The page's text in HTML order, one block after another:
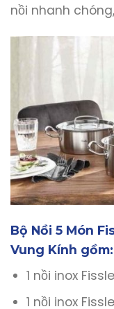
nồi nhanh
Bộ Nồi 5 Món
Vung Kính gồm:
1 nồi inox
1 nồi inox